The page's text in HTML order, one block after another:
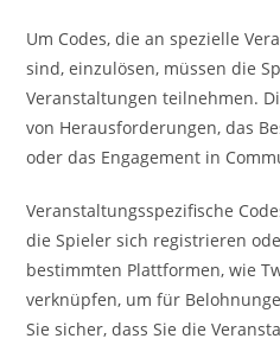
Um Codes, die an spezielle
sind, einzulösen, müssen die
Veranstaltungen teilnehmen.
von Herausforderungen, das
oder das Engagement in
Veranstaltungsspezifische
die Spieler sich registrieren
bestimmten Plattformen, wie
verknüpfen, um für
Sie sicher, dass Sie die